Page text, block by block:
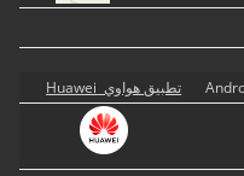
تطبيق هواوي Huawei